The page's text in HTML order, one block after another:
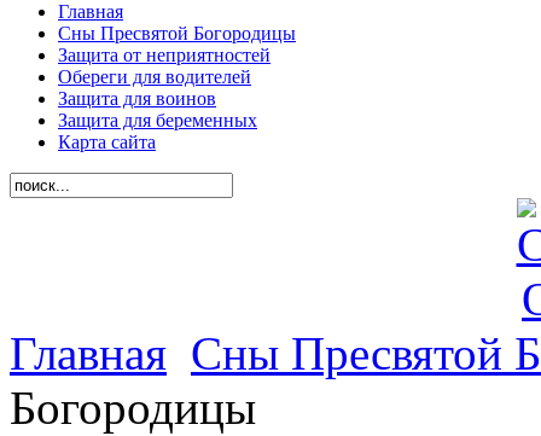
Главная
Сны Пресвятой Богородицы
Защита от неприятностей
Обереги для водителей
Защита для воинов
Защита для беременных
Карта сайта
Главная Сны Пресвятой
Богородицы